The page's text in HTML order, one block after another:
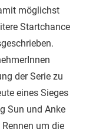
möglichst
Startchance
der Serie zu
eines Sieges
Sun und Anke
um die